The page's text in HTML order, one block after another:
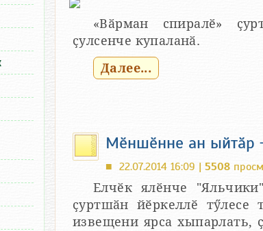
«Вӑрман спиралӗ»
ҫулсенче купаланӑ.
Далее...
Мӗншӗнне ан ыйтӑр
■ 22.07.2014 16:09 | 5508
Елчӗк ялӗнче
ҫуртшӑн йӗркеллӗ тӳлесе
извещени ярса хыпарлать,